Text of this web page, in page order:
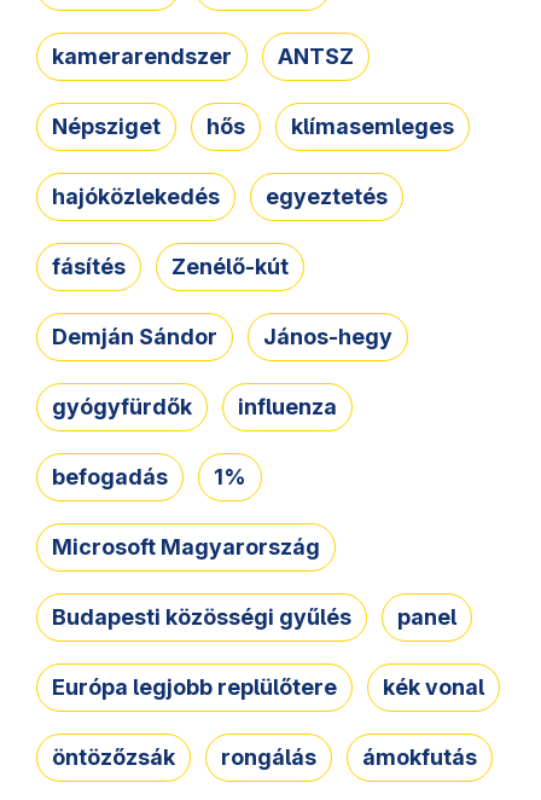
kamerarendszer ANTSZ
Népsziget hős klímasemleges
hajóközlekedés egyeztetés
fásítés Zenélő-kút
Demján Sándor János-hegy
gyógyfürdők influenza
befogadás 1%
Microsoft Magyarország
Budapesti közösségi gyűlés panel
Európa legjobb replülőtere kék vonal
öntözőzsák rongálás ámokfutás